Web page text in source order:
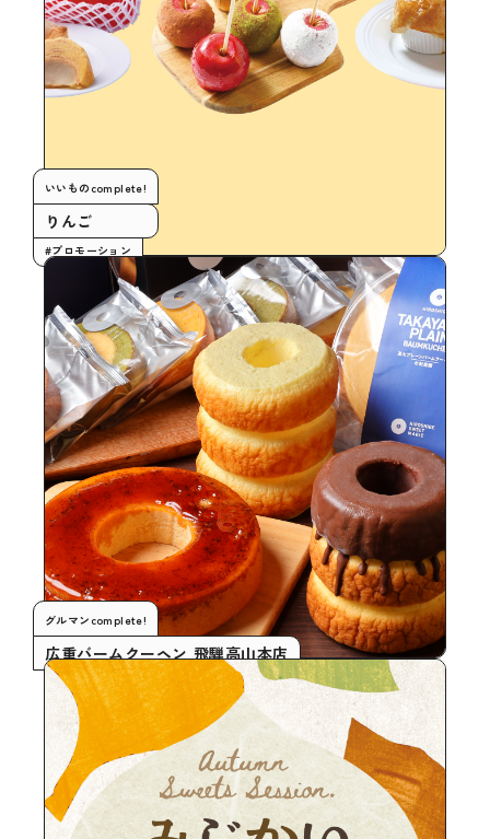
いいものcomplete!
りんご
#プロモーション
グルマンcomplete!
広重バームクーヘン 飛騨高山本店